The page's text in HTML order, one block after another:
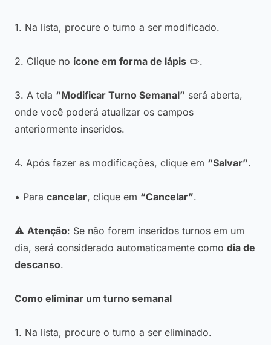
1. Na lista, procure o turno a ser modificado.
2. Clique no ícone em forma de lápis ✏️.
3. A tela “Modificar Turno Semanal” será aberta,
onde você poderá atualizar os campos
anteriormente inseridos.
4. Após fazer as modificações, clique em “Salvar”.
• Para cancelar, clique em “Cancelar”.
⚠️ Atenção: Se não forem inseridos turnos em um
dia, será considerado automaticamente como dia de
descanso.
Como eliminar um turno semanal
1. Na lista, procure o turno a ser eliminado.